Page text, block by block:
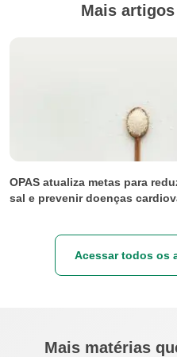
Mais
OPAS atualiza metas para
sal e prevenir doenças
Acessar todos os
Mais matérias